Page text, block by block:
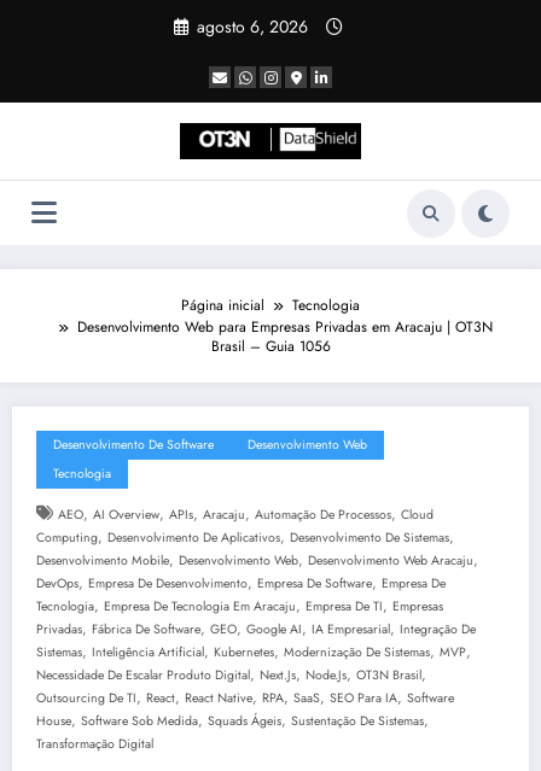
agosto 6, 2026
Página inicial
Tecnologia
Desenvolvimento Web para Empresas Privadas em Aracaju | OT3N
Brasil – Guia 1056
Desenvolvimento De Software
Desenvolvimento Web
Tecnologia
AEO, AI Overview, APIs, Aracaju, Automação De Processos, Cloud
Computing, Desenvolvimento De Aplicativos, Desenvolvimento De Sistemas,
Desenvolvimento Mobile, Desenvolvimento Web, Desenvolvimento Web Aracaju,
DevOps, Empresa De Desenvolvimento, Empresa De Software, Empresa De
Tecnologia, Empresa De Tecnologia Em Aracaju, Empresa De TI, Empresas
Privadas, Fábrica De Software, GEO, Google AI, IA Empresarial, Integração De
Sistemas, Inteligência Artificial, Kubernetes, Modernização De Sistemas, MVP,
Necessidade De Escalar Produto Digital, Next.js, Node.js, OT3N Brasil,
Outsourcing De TI, React, React Native, RPA, SaaS, SEO Para IA, Software
House, Software Sob Medida, Squads Ágeis, Sustentação De Sistemas,
Transformação Digital